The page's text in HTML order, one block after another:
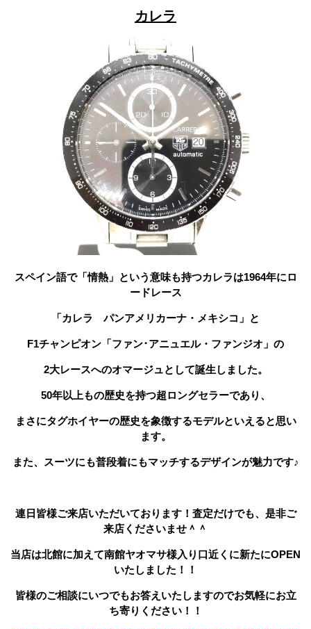
カレラ
スペイン語で「情熱」という意味も持つカレラは1964年にロ
ードレース
「カレラ パンアメリカーナ・メキシコ」と
F1チャンピオン「ファン･アニュエル・ファンジオ」の
2大レースへのオマージュとして誕生しました。
50年以上もの歴史を持つ超ロングセラーであり、
まさにタグホイヤーの歴史を象徴するモデルといえると思い
ます。
また、スーツにも普段着にもマッチするデザインが魅力です♪
連日皆様ご来店いただいております！査定だけでも、是非ご
来店くださいませ＾＾
当店は北館に加えて南館ヤオマサ様入り口近くに新たにOPEN
いたしました！！
皆様のご相談にいつでもお答えいたしますのでお気軽にお立
ち寄りください！！